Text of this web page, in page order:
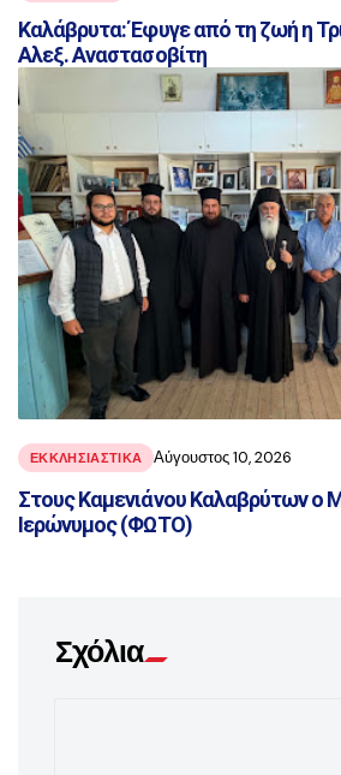
Καλάβρυτα: Έφυγε από τη ζωή η
Αλεξ. Αναστασοβίτη
ΕΚΚΛΗΣΙΑΣΤΙΚΑ Αύγουστος 10, 2026
Στους Καμενιάνου Καλαβρύτων ο
Ιερώνυμος (ΦΩΤΟ)
Σχόλια